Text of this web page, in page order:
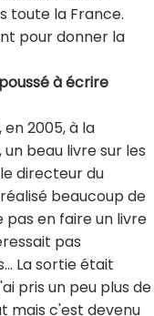
toute la France.
pour donner la
à écrire
2005, à la
beau livre sur les
directeur du
beaucoup de
pas en faire un livre
pas
La sortie était
pris un peu plus de
mais c'est devenu